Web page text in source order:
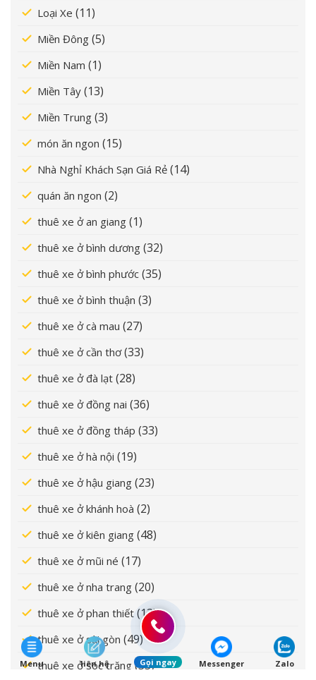
Loại Xe (11)
Miền Đông (5)
Miền Nam (1)
Miền Tây (13)
Miền Trung (3)
món ăn ngon (15)
Nhà Nghỉ Khách Sạn Giá Rẻ (14)
quán ăn ngon (2)
thuê xe ở an giang (1)
thuê xe ở bình dương (32)
thuê xe ở bình phước (35)
thuê xe ở bình thuận (3)
thuê xe ở cà mau (27)
thuê xe ở cần thơ(33)
thuê xe ở đà lạt (28)
thuê xe ở đồng nai (36)
thuê xe ở đồng tháp (33)
thuê xe ở hà nội (19)
thuê xe ở hậu giang (23)
thuê xe ở khánh hoà (2)
thuê xe ở kiên giang (48)
thuê xe ở mũi né (17)
thuê xe ở nha trang (20)
thuê xe ở phan thiết (13)
thuê xe ở sài gòn (49)
thuê xe ở sóc trăng(33)
Menu liên hệ Gọi ngay Messenger Zalo